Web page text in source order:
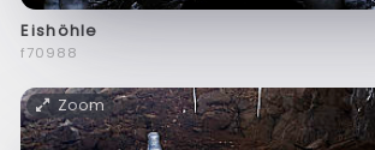
Eishöhle
f70988
Zoom